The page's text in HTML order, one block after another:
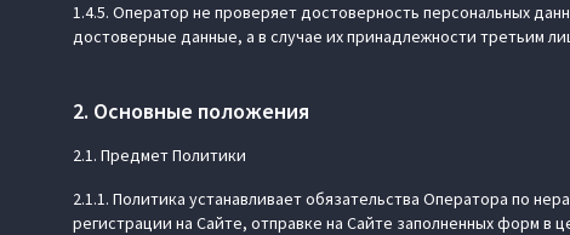
1.4.5. Оператор не проверяет достоверность персональных
достоверные данные, а в случае их принадлежности третьим
2. Основные положения
2.1. Предмет Политики
2.1.1. Политика устанавливает обязательства Оператора по
регистрации на Сайте, отправке на Сайте заполненных форм